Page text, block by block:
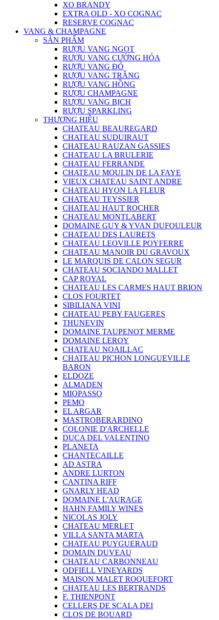
XO BRANDY
EXTRA OLD - XO COGNAC
RESERVE COGNAC
VANG & CHAMPAGNE
SẢN PHẨM
RƯỢU VANG NGỌT
RƯỢU VANG CƯỜNG HÓA
RƯỢU VANG ĐỎ
RƯỢU VANG TRẮNG
RƯỢU VANG HỒNG
RƯỢU CHAMPAGNE
RƯỢU VANG BỊCH
RƯỢU SPARKLING
THƯƠNG HIỆU
CHATEAU BEAUREGARD
CHATEAU SUDUIRAUT
CHATEAU RAUZAN GASSIES
CHATEAU LA BRULERIE
CHATEAU FERRANDE
CHATEAU MOULIN DE LA FAYE
VIEUX CHATEAU SAINT ANDRE
CHATEAU HYON LA FLEUR
CHATEAU TEYSSIER
CHATEAU HAUT ROCHER
CHATEAU MONTLABERT
DOMAINE GUY & YVAN DUFOULEUR
CHATEAU DES LAURETS
CHATEAU LEOVILLE POYFERRE
CHATEAU MANOIR DU GRAVOUX
LE MARQUIS DE CALON SEGUR
CHATEAU SOCIANDO MALLET
CAP ROYAL
CHATEAU LES CARMES HAUT BRION
CLOS FOURTET
SIBILIANA VINI
CHATEAU PEBY FAUGERES
THUNEVIN
DOMAINE TAUPENOT MERME
DOMAINE LEROY
CHATEAU NOAILLAC
CHATEAU PICHON LONGUEVILLE
BARON
ELDOZE
ALMADEN
MIOPASSO
PEMO
EL ARGAR
MASTROBERARDINO
COLONIE D'ARCHELLE
DUCA DEL VALENTINO
PLANETA
CHANTECAILLE
AD ASTRA
ANDRE LURTON
CANTINA RIFF
GNARLY HEAD
DOMAINE L'AURAGE
HAHN FAMILY WINES
NICOLAS JOLY
CHATEAU MERLET
VILLA SANTA MARTA
CHATEAU PUYGUERAUD
DOMAIN DUVEAU
CHATEAU CARBONNEAU
ODFIELL VINEYARDS
MAISON MALET ROQUEFORT
CHATEAU LES BERTRANDS
F. THIENPONT
CELLERS DE SCALA DEI
CLOS DE BOUARD